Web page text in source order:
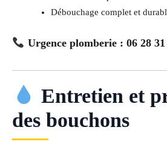
Débouchage complet et
Urgence plomberie : 06 28 31
Entretien et
des bouchons